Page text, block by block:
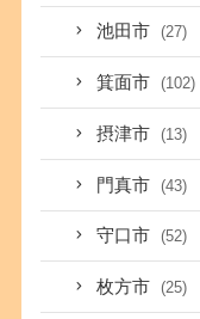
池田市 (27)
箕面市 (102)
摂津市 (13)
門真市 (43)
守口市 (52)
枚方市 (25)